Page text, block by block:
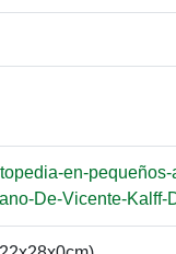
en-
De-Vicente-Kalff-